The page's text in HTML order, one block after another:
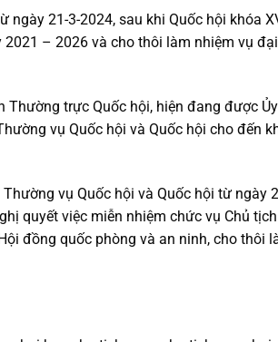
21-3-2024, sau khi Quốc hội khóa
– 2026 và cho thôi làm nhiệm vụ
Thường trực Quốc hội, hiện đang được
vụ Quốc hội và Quốc hội cho đến
vụ Quốc hội và Quốc hội từ ngày
quyết việc miễn nhiệm chức vụ Chủ
đồng quốc phòng và an ninh, cho thôi